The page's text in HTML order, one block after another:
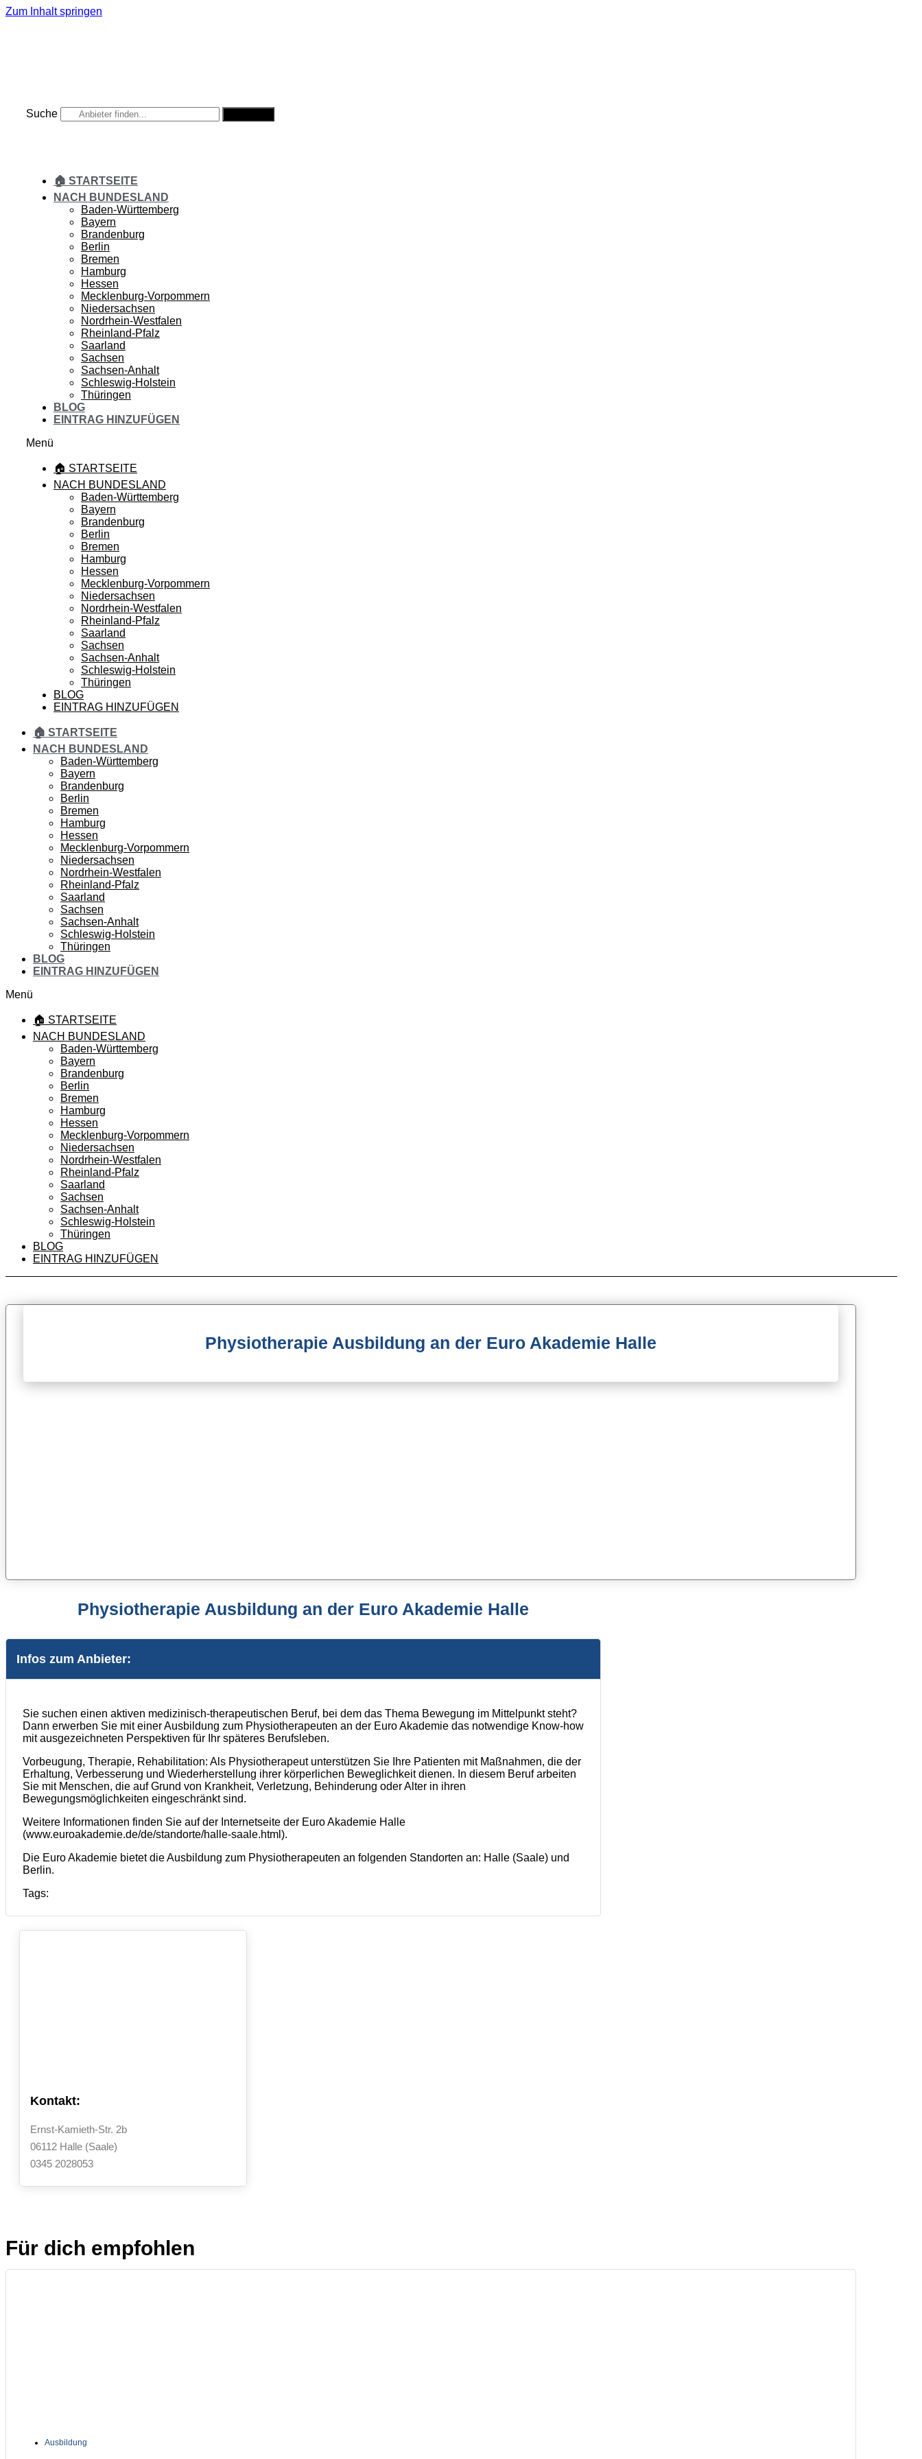
Zum Inhalt springen
Suche
🏠 STARTSEITE
NACH BUNDESLAND
Baden-Württemberg
Bayern
Brandenburg
Berlin
Bremen
Hamburg
Hessen
Mecklenburg-Vorpommern
Niedersachsen
Nordrhein-Westfalen
Rheinland-Pfalz
Saarland
Sachsen
Sachsen-Anhalt
Schleswig-Holstein
Thüringen
BLOG
EINTRAG HINZUFÜGEN
Menü
🏠 STARTSEITE
NACH BUNDESLAND
Baden-Württemberg
Bayern
Brandenburg
Berlin
Bremen
Hamburg
Hessen
Mecklenburg-Vorpommern
Niedersachsen
Nordrhein-Westfalen
Rheinland-Pfalz
Saarland
Sachsen
Sachsen-Anhalt
Schleswig-Holstein
Thüringen
BLOG
EINTRAG HINZUFÜGEN
🏠 STARTSEITE
NACH BUNDESLAND
Baden-Württemberg
Bayern
Brandenburg
Berlin
Bremen
Hamburg
Hessen
Mecklenburg-Vorpommern
Niedersachsen
Nordrhein-Westfalen
Rheinland-Pfalz
Saarland
Sachsen
Sachsen-Anhalt
Schleswig-Holstein
Thüringen
BLOG
EINTRAG HINZUFÜGEN
Menü
🏠 STARTSEITE
NACH BUNDESLAND
Baden-Württemberg
Bayern
Brandenburg
Berlin
Bremen
Hamburg
Hessen
Mecklenburg-Vorpommern
Niedersachsen
Nordrhein-Westfalen
Rheinland-Pfalz
Saarland
Sachsen
Sachsen-Anhalt
Schleswig-Holstein
Thüringen
BLOG
EINTRAG HINZUFÜGEN
Physiotherapie Ausbildung an der Euro Akademie Halle
Physiotherapie Ausbildung an der Euro Akademie Halle
Infos zum Anbieter:
Sie suchen einen aktiven medizinisch-therapeutischen Beruf, bei dem das Thema Bewegung im Mittelpunkt steht?
Dann erwerben Sie mit einer Ausbildung zum Physiotherapeuten an der Euro Akademie das notwendige Know-how
mit ausgezeichneten Perspektiven für Ihr späteres Berufsleben.
Vorbeugung, Therapie, Rehabilitation: Als Physiotherapeut unterstützen Sie Ihre Patienten mit Maßnahmen, die der
Erhaltung, Verbesserung und Wiederherstellung ihrer körperlichen Beweglichkeit dienen. In diesem Beruf arbeiten
Sie mit Menschen, die auf Grund von Krankheit, Verletzung, Behinderung oder Alter in ihren
Bewegungsmöglichkeiten eingeschränkt sind.
Weitere Informationen finden Sie auf der Internetseite der Euro Akademie Halle
(www.euroakademie.de/de/standorte/halle-saale.html).
Die Euro Akademie bietet die Ausbildung zum Physiotherapeuten an folgenden Standorten an: Halle (Saale) und
Berlin.
Tags:
Kontakt:
Ernst-Kamieth-Str. 2b
06112 Halle (Saale)
0345 2028053
Für dich empfohlen
Ausbildung